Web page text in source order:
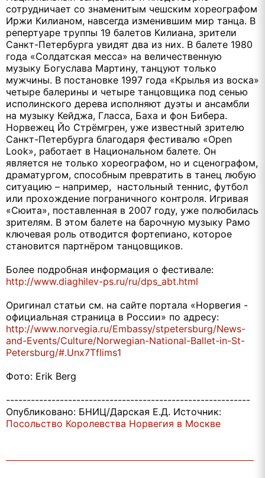
сотрудничает со знаменитым чешским хореографом
Иржи Килианом, навсегда изменившим мир танца. В
репертуаре труппы 19 балетов Килиана, зрители
Санкт-Петербурга увидят два из них. В балете 1980
года «Солдатская месса» на величественную
музыку Богуслава Мартину, танцуют только
мужчины. В постановке 1997 года «Крылья из воска»
четыре балерины и четыре танцовщика под сенью
исполинского дерева исполняют дуэты и ансамбли
на музыку Кейджа, Гласса, Баха и фон Бибера.
Норвежец Йо Стрёмгрен, уже известный зрителю
Санкт-Петербурга благодаря фестивалю «Оpen
Look», работает в Национальном балете. Он
является не только хореографом, но и сценографом,
драматургом, способным превратить в танец любую
ситуацию – например, настольный теннис, футбол
или прохождение пограничного контроля. Игривая
«Сюита», поставленная в 2007 году, уже полюбилась
зрителям. В этом балете на барочную музыку Рамо
ключевая роль отводится фортепиано, которое
становится партнёром танцовщиков.
Более подробная информация о фестивале:
http://www.diaghilev-ps.ru/ru/dps_abt.html
Оригинал статьи см. на сайте портала «Норвегия -
официальная страница в России» по адресу:
http://www.norvegia.ru/Embassy/stpetersburg/News-
and-Events/Culture/Norwegian-National-Ballet-in-St-
Petersburg/#.Unx7Tflims1
Фото: Erik Berg
-----------------------------------------------------------
Опубликовано: БНИЦ/Дарская Е.Д. Источник:
Посольство Королевства Норвегия в Москве